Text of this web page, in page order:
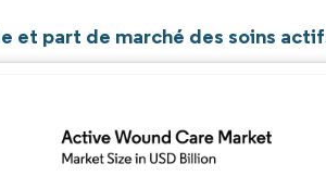
et part de marché des soins